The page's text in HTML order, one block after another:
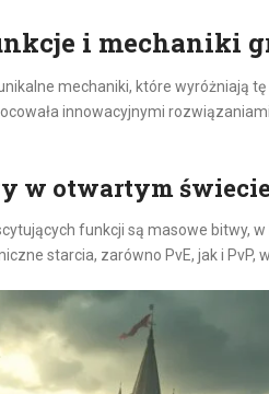
i mechaniki
mechaniki, które wyróżniają tę
innowacyjnymi
w otwartym
funkcji są masowe bitwy,
starcia, zarówno PvE, jak i PvP,